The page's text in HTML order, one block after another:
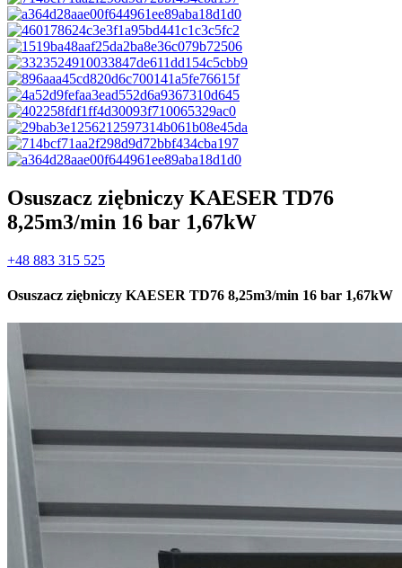
Osuszacz ziębniczy KAESER TD76
8,25m3/min 16 bar 1,67kW
+48 883 315 525
Osuszacz ziębniczy KAESER TD76 8,25m3/min 16 bar 1,67kW